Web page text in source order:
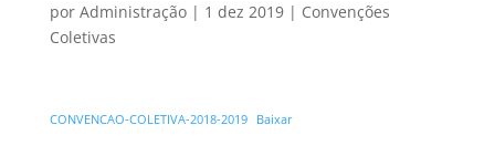
por Administração| 1 dez 2019| Convenções
Coletivas
CONVENCAO-COLETIVA-2018-2019 Baixar